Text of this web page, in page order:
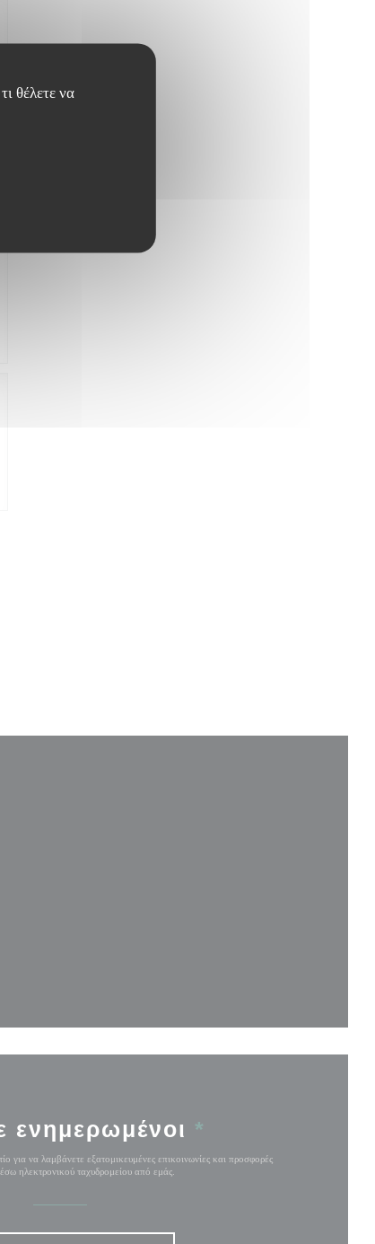
θέλετε να
ενημερωμένοι *
για να λαμβάνετε εξατομικευμένες επικοινωνίες και προσφορές
ηλεκτρονικού ταχυδρομείου από εμάς.